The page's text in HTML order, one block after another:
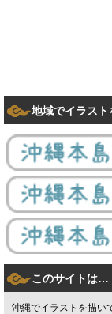
地域でイラスト
このサイトは…
沖縄でイラストを描い